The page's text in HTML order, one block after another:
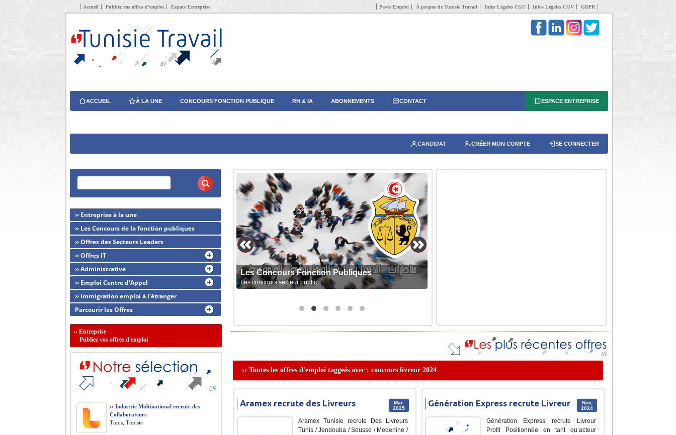
Accueil Publiez vos offres d’emploi Espace Entreprise Pavée Emploi À propos de Tunisie Travail Infos Légales CGU Infos Légales CGV GDPR
ACCUEIL À LA UNE CONCOURS FONCTION PUBLIQUE RH & IA ABONNEMENTS CONTACT ESPACE ENTREPRISE
CANDIDAT CRÉER MON COMPTE SE CONNECTER
Les Concours Fonction Publiques
Les concours secteur public
›› Toutes les offres d'emploi taggeés avec : concours livreur 2024
Mar,
2025
Aramex recrute des Livreurs
Aramex Tunisie recrute Des Livreurs
Tunis / Jendouba / Sousse / Medenine /
Nov,
2024
Génération Express recrute Livreur
Génération Express recrute Livreur
Profil Positionnée en tant qu’acteur
›› Entreprise à la une
›› Les Concours de la fonction publiques
›› Offres des Secteurs Leaders
›› Offres IT
›› Administrative
›› Emploi Centre d'Appel
›› Immigration emploi à l'étranger
Parcourir les Offres
›› Entreprise
Publiez vos offres d'emploi
›› Industrie Multinational recrute des
Collaborateurs
Tunis, Tunisie